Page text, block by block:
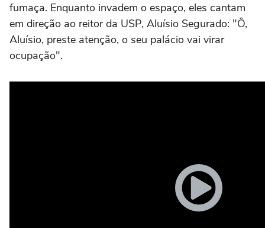
fumaça. Enquanto invadem o espaço, eles cantam
em direção ao reitor da USP, Aluísio Segurado: "Ô,
Aluísio, preste atenção, o seu palácio vai virar
ocupação".